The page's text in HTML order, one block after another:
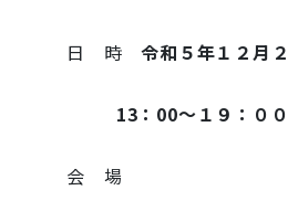
日 時 令和５年１２月
13：00～１９：００（
会 場